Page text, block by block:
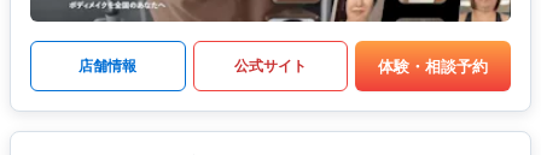
店舗情報 公式サイト 体験・相談予約